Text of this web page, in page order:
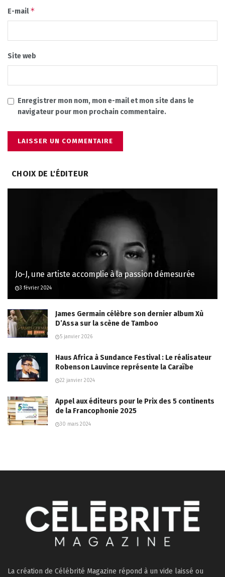
E-mail*
Site web
Enregistrer mon nom, mon e-mail et mon site dans le
navigateur pour mon prochain commentaire.
CHOIX DE L'ÉDITEUR
Jo-J, une artiste accomplie à la passion démesurée
3 février 2024
James Germain célèbre son dernier album Xù
D’Assa sur la scène de Tamboo
5 janvier 2026
Haus Africa à Sundance Festival : Le réalisateur
Robenson Lauvince représente la Caraïbe
22 janvier 2024
Appel aux éditeurs pour le Prix des 5 continents
de la Francophonie 2025
30 mars 2024
La création de Célébrité Magazine répond à un vide laissé ou